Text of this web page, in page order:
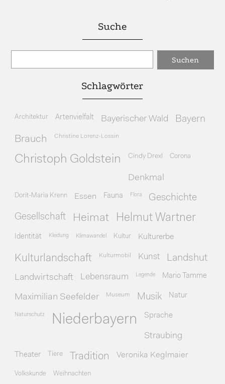
Suche
Schlagwörter
Architektur Artenvielfalt Bayerischer Wald Bayern
Brauch Christine Lorenz-Lossin
Christoph Goldstein Cindy Drexl Corona
Denkmal
Dorit-Maria Krenn Essen Fauna Flora Geschichte
Gesellschaft Heimat Helmut Wartner
Identität Kleidung Klimawandel Kultur Kulturerbe
Kulturlandschaft Kulturmobil Kunst Landshut
Landwirtschaft Lebensraum Legende Mario Tamme
Maximilian Seefelder Museum Musik Natur
Naturschutz Niederbayern Sprache
Straubing
Theater Tiere Tradition Veronika Keglmaier
Volkskunde Weihnachten